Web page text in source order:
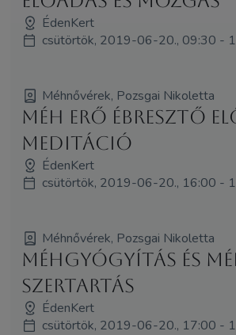
ÉdenKert
csütörtök, 2019-06-20., 09:30 -
Méhnővérek, Pozsgai Nikoletta
Méh Erő Ébresztő
meditáció
ÉdenKert
csütörtök, 2019-06-20., 16:00 -
Méhnővérek, Pozsgai Nikoletta
Méhgyógyítás és
szertartás
ÉdenKert
csütörtök, 2019-06-20., 17:00 -